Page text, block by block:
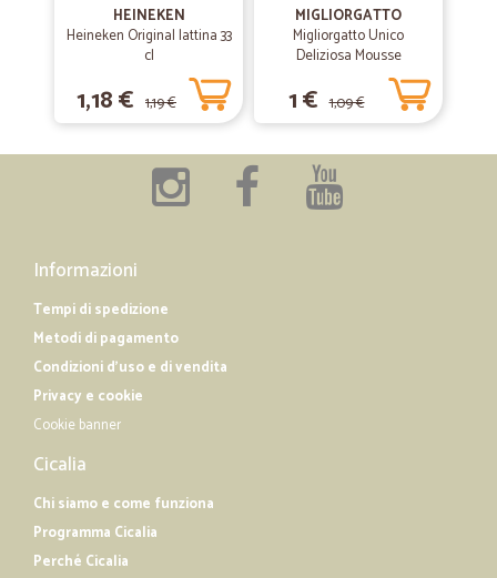
—Luciano M.
prodotto conforme alla richiesta, spedizione rapidissima, perfetta la
confezione.
—Carla F.
Eccezionale tutto fresco e buonissimi grazie
HEINEKEN
Heineken Original lattina 33
cl
1,18 € 1,19 €
MIGLIORGATTO
Migliorgatto Unico
Deliziosa Mousse
Prosciutto 85 gr.
1 € 1,09 €
Informazioni
Tempi di spedizione
Metodi di pagamento
Condizioni d'uso e di vendita
Privacy e cookie
Cookie banner
Cicalia
Chi siamo e come funziona
Programma Cicalia
Perché Cicalia